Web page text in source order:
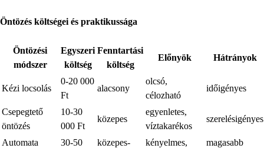
Öntözés költségei és praktikussága
Öntözési
módszer
Egyszeri
költség
Fenntartási
költség
Előnyök Hátrányok
Kézi locsolás
0-20 000
Ft
alacsony
olcsó,
célozható
időigényes
Csepegtető
öntözés
10-30
000 Ft
közepes
egyenletes,
víztakarékos
szerelésigényes
Automata
30-50
közepes-
kényelmes,
magasabb